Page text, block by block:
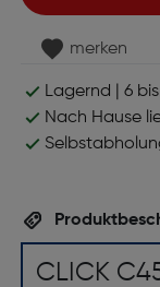
merken
Lagernd | 6
Nach Hause
CLICK